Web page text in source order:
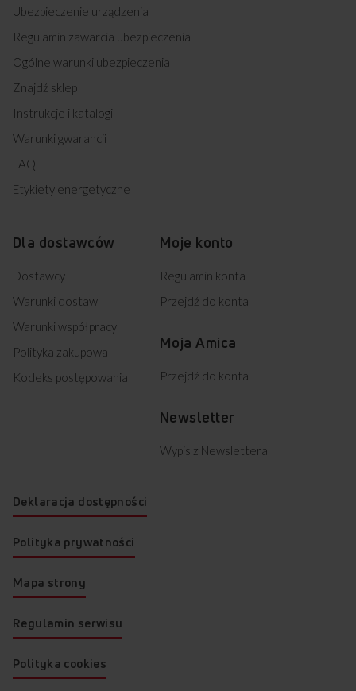
Ubezpieczenie urządzenia
Regulamin zawarcia ubezpieczenia
Ogólne warunki ubezpieczenia
Znajdź sklep
Instrukcje i katalogi
Warunki gwarancji
FAQ
Etykiety energetyczne
Dla dostawców
Dostawcy
Warunki dostaw
Warunki współpracy
Polityka zakupowa
Kodeks postępowania
Moje konto
Regulamin konta
Przejdź do konta
Moja Amica
Przejdź do konta
Newsletter
Wypis z Newslettera
Deklaracja dostępności
Polityka prywatności
Mapa strony
Regulamin serwisu
Polityka cookies